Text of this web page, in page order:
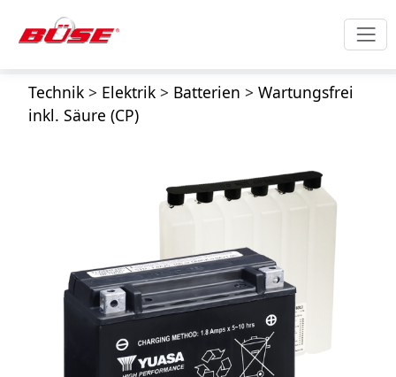
Technik> Elektrik> Batterien > Wartungsfrei
inkl. Säure (CP)